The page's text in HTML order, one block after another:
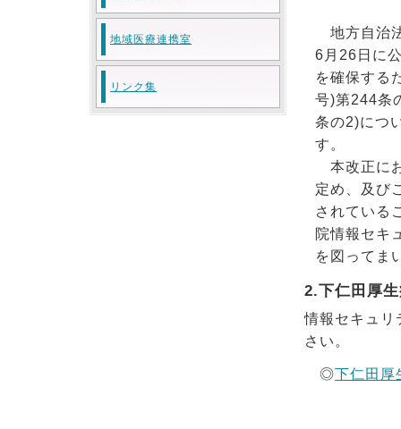
地方自治
6月26日に
を確保する
号)第244条
条の2)につ
す。
本改正に
定め、及び
されている
院情報セキ
を図ってま
2.下仁田厚
情報セキュリ
さい。
◎下仁田厚
地域医療連携室
リンク集